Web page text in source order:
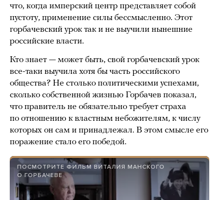
что, когда имперский центр представляет собой
пустоту, применение силы бессмысленно. Этот
горбачевский урок так и не выучили нынешние
российские власти.
Кто знает — может быть, свой горбачевский урок
все-таки выучила хотя бы часть российского
общества? Не столько политическими успехами,
сколько собственной жизнью Горбачев показал,
что правитель не обязательно требует страха
по отношению к властным небожителям, к числу
которых он сам и принадлежал. В этом смысле его
поражение стало его победой.
ПОСМОТРИТЕ ФИЛЬМ ВИТАЛИЯ МАНСКОГО
О ГОРБАЧЕВЕ